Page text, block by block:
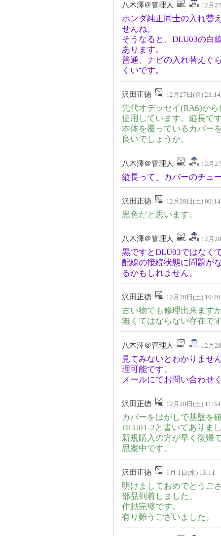
八木澤＠管理人 12月
ホンダ純正同士の入れ替
せんね。
そうなると、DLU03の白
あります。
普通、ナビの入れ替えぐ
くいです。
沢田正徳 12月27日(金) 23:14
先代オデッセイ(RA6)か
使用しています。縦長で
本体を覆っているカバー
良いでしょうか。
八木澤＠管理人 12月
縦長って、カバーのチュ
沢田正徳 12月28日(土) 00:14
黒色だと思います。
八木澤＠管理人 12月
黒ですとDLU03ではなく
配線の接続状態に問題が
るかもしれません。
沢田正徳 12月28日(土) 10:26
古い物でも修理出来ます
無くてはならない存在で
八木澤＠管理人 12月
見てみないとわかりませ
理可能です。
メールにてお問い合わせ
沢田正徳 12月28日(土) 11:34
カバーをはがしで基盤を
DLU01-2と書いてありま
新規購入の方が早く復帰
思案中です。
沢田正徳 1月 1日(水) 13:11
明けましておめでとうご
部品到着しました。
作動完璧です。
有り難うございました。